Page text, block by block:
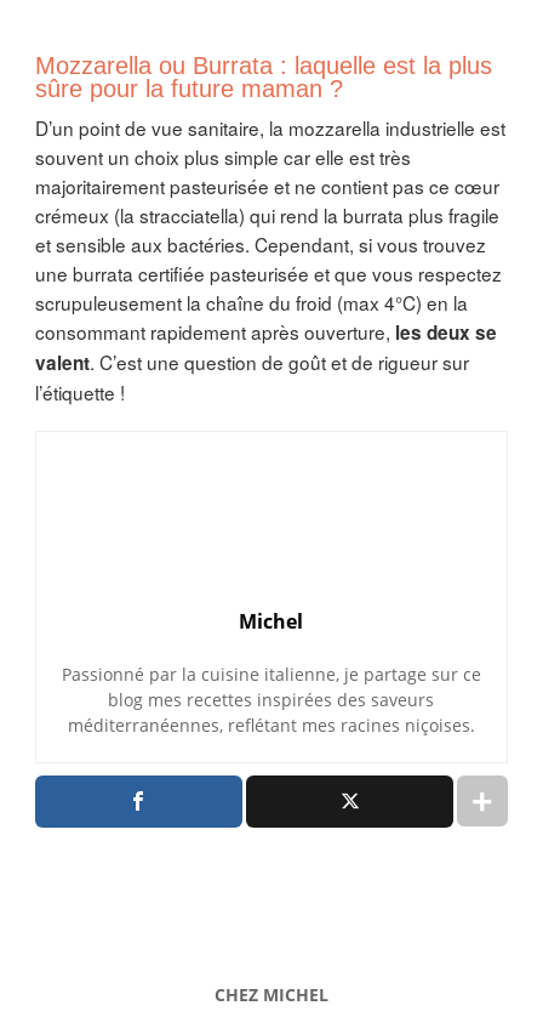
Mozzarella ou Burrata : laquelle est la plus
sûre pour la future maman ?
D’un point de vue sanitaire, la mozzarella industrielle est
souvent un choix plus simple car elle est très
majoritairement pasteurisée et ne contient pas ce cœur
crémeux (la stracciatella) qui rend la burrata plus fragile
et sensible aux bactéries. Cependant, si vous trouvez
une burrata certifiée pasteurisée et que vous respectez
scrupuleusement la chaîne du froid (max 4°C) en la
consommant rapidement après ouverture, les deux se
valent. C’est une question de goût et de rigueur sur
l’étiquette !
Michel
Passionné par la cuisine italienne, je partage sur ce
blog mes recettes inspirées des saveurs
méditerranéennes, reflétant mes racines niçoises.
CHEZ MICHEL